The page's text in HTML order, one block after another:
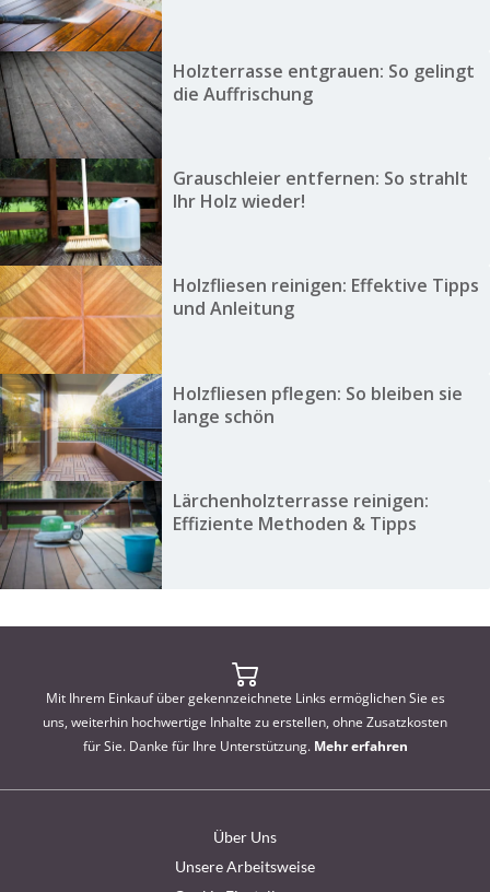
Holzterrasse entgrauen: So gelingt
die Auffrischung
Grauschleier entfernen: So strahlt
Ihr Holz wieder!
Holzfliesen reinigen: Effektive Tipps
und Anleitung
Holzfliesen pflegen: So bleiben sie
lange schön
Lärchenholzterrasse reinigen:
Effiziente Methoden & Tipps
Mit Ihrem Einkauf über gekennzeichnete Links ermöglichen Sie es
uns, weiterhin hochwertige Inhalte zu erstellen, ohne Zusatzkosten
für Sie. Danke für Ihre Unterstützung. Mehr erfahren
Über Uns
Unsere Arbeitsweise